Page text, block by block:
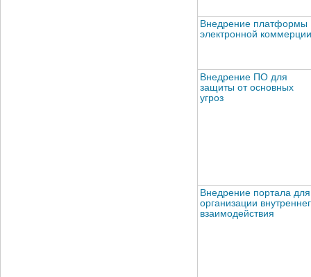
Внедрение платформы
электронной коммерции
Внедрение ПО для
защиты от основных
угроз
Внедрение портала для
организации
взаимодействия